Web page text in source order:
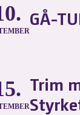
GÅ-
Trim